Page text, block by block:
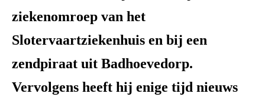
ziekenomroep van het
Slotervaartziekenhuis en bij een
zendpiraat uit Badhoevedorp.
Vervolgens heeft hij enige tijd nieuws